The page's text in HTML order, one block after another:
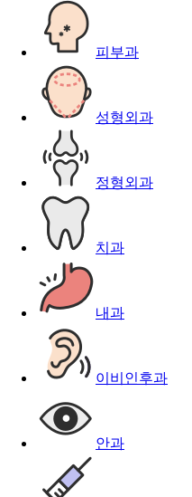
피부과
성형외과
정형외과
치과
내과
이비인후과
안과